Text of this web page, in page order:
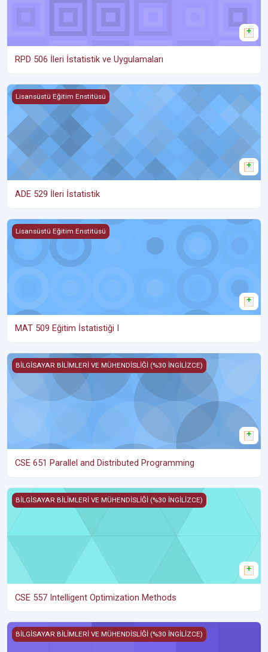
RPD 506 İleri İstatistik ve Uygulamaları
ADE 529 İleri İstatistik
Lisansüstü Eğitim Enstitüsü
ADE 529 İleri İstatistik
MAT 509 Eğitim İstatistiği I
Lisansüstü Eğitim Enstitüsü
MAT 509 Eğitim İstatistiği I
CSE 651 Parallel and Distributed Programming
BİLGİSAYAR BİLİMLERİ VE MÜHENDİSLİĞİ (%30 İNGİLİZCE)
CSE 651 Parallel and Distributed Programming
CSE 557 Intelligent Optimization Methods
BİLGİSAYAR BİLİMLERİ VE MÜHENDİSLİĞİ (%30 İNGİLİZCE)
CSE 557 Intelligent Optimization Methods
CSE 567 (2025-2026 Bahar) Advanced Signal Processing
BİLGİSAYAR BİLİMLERİ VE MÜHENDİSLİĞİ (%30 İNGİLİZCE)